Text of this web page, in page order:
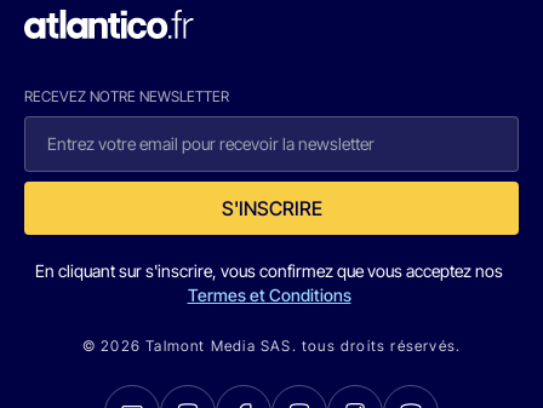
RECEVEZ NOTRE NEWSLETTER
S'INSCRIRE
En cliquant sur s'inscrire, vous confirmez que vous acceptez nos
Termes et Conditions
© 2026 Talmont Media SAS. tous droits réservés.